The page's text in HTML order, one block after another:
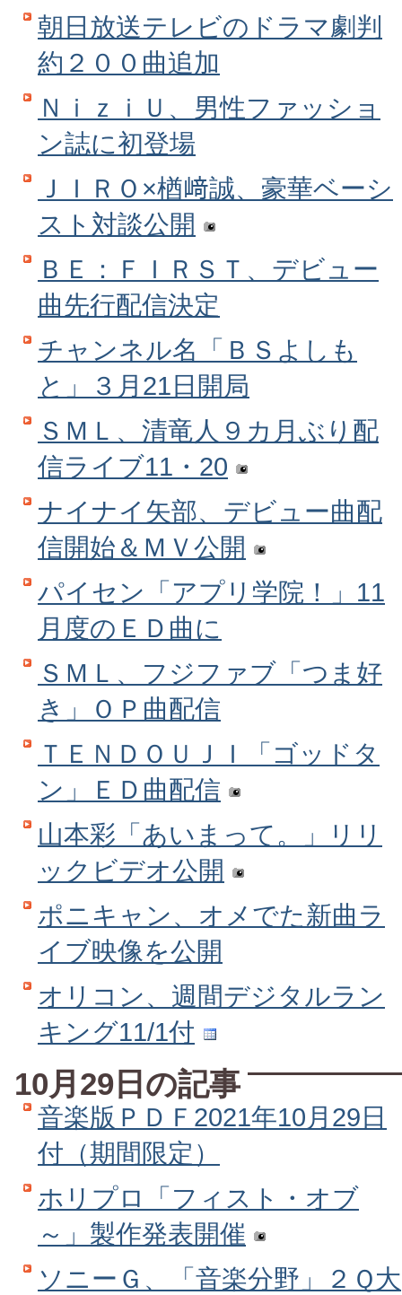
朝日放送テレビのドラマ劇判
約２００曲追加
ＮｉｚｉＵ、男性ファッショ
ン誌に初登場
ＪＩＲＯ×楢﨑誠、豪華ベーシ
スト対談公開
ＢＥ：ＦＩＲＳＴ、デビュー
曲先行配信決定
チャンネル名「ＢＳよしも
と」３月21日開局
ＳＭＬ、清竜人９カ月ぶり配
信ライブ11・20
ナイナイ矢部、デビュー曲配
信開始＆ＭＶ公開
パイセン「アプリ学院！」11
月度のＥＤ曲に
ＳＭＬ、フジファブ「つま好
き」ＯＰ曲配信
ＴＥＮＤＯＵＪＩ「ゴッドタ
ン」ＥＤ曲配信
山本彩「あいまって。」リリ
ックビデオ公開
ポニキャン、オメでた新曲ラ
イブ映像を公開
オリコン、週間デジタルラン
キング11/1付
10月29日の記事
音楽版ＰＤＦ2021年10月29日
付（期間限定）
ホリプロ「フィスト・オブ
～」製作発表開催
ソニーＧ、「音楽分野」２Ｑ大